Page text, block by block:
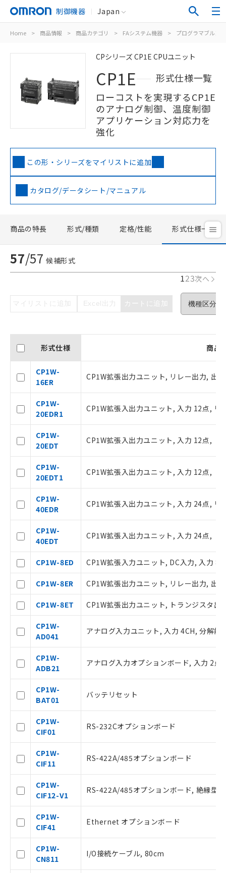
制御機器 Japan
Home > 商品情報 > 商品カテゴリ > FAシステム機器 > プログラマブルコ
CPシリーズ CP1E CPUユニット
CP1E
形式仕様一覧
ローコストを実現するCP1E
のアナログ制御、温度制御
アプリケーション対応力を
強化
この形・シリーズをマイリストに追加
カタログ/データシート/マニュアル
商品の特長 形式/種類 定格/性能 形式仕様一覧
57/57 候補形式
123次へ
マイリストに追加 Excel出力 カートに追加
形式仕様 商品
CP1W-
16ER
CP1W拡張出力ユニット, リレー出力, 出
CP1W-
20EDR1
CP1W拡張入出力ユニット, 入力 12点, リ
CP1W-
20EDT
CP1W拡張入出力ユニット, 入力 12点, ト
CP1W-
20EDT1
CP1W拡張入出力ユニット, 入力 12点, ト
CP1W-
40EDR
CP1W拡張入出力ユニット, 入力 24点, リ
CP1W-
40EDT
CP1W拡張入出力ユニット, 入力 24点,
CP1W-8ED CP1W拡張入力ユニット, DC入力, 入力 8
CP1W-8ER CP1W拡張出力ユニット, リレー出力, 出
CP1W-8ET CP1W拡張出力ユニット, トランジスタ出
CP1W-
AD041
アナログ入力ユニット, 入力 4CH, 分解能
CP1W-
ADB21
アナログ入力オプションボード, 入力 2点
CP1W-
BAT01
バッテリセット
CP1W-
CIF01
RS-232Cオプションボード
CP1W-
CIF11
RS-422A/485オプションボード
CP1W-
CIF12-V1
RS-422A/485オプションボード, 絶縁型
CP1W-
CIF41
Ethernet オプションボード
CP1W-
CN811
I/O接続ケーブル, 80cm
記
号
説明
○
△ 一定数には満たないが在庫あり
－
在庫なし(最新の在庫状況につ
いては、お客様のお取引先、ま
たはお客様担当のオムロン制御
機器販売店・当社販売員にご確
認ください)
空
ご利用条件
以下の条件をお読みいただき、同意のうえ
ご利用ください。
本サービスは、当社制御機器事業取扱
商品の当社在庫状況および標準価格(税
抜)を提供させていただくものです。
本サービスの対象外となる商品もある
ことをご了承ください。
記載している更新日時点での社内デー
タに基づき作成されるものであり、閲
準価格とは異なる場合があることをご
了承ください。
様のお取引先、またはお客様担当のオ
ムロン制御機器販売店・当社販売員に
オムロン制御機器販売店や当社販売拠
点は「販売ネットワーク
」をご確認
在庫状況および標準価格結果を当社の
事前の承諾なく第三者に漏洩または開
マイパーツ機能（部品リスト作成サー
ビス）をご利用いただくには、I-Web
あります。
お客様が当ウェブサイト上で当社にご